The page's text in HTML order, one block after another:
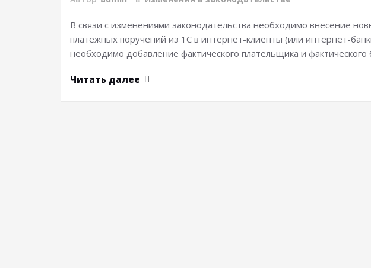
В связи с изменениями законодательства необходимо внесение
платежных поручений из 1С в интернет-клиенты (или интернет-
необходимо добавление фактического плательщика и
Читать далее